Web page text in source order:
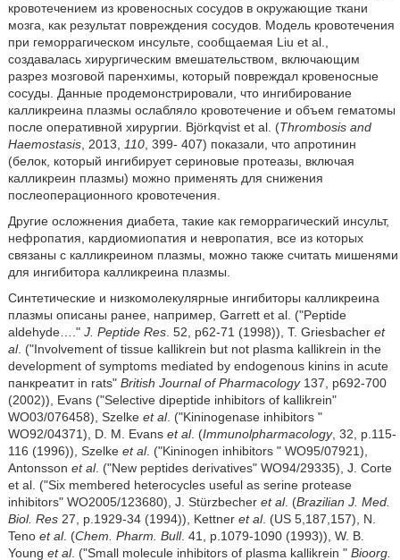
кровотечением из кровеносных сосудов в окружающие ткани
мозга, как результат повреждения сосудов. Модель кровотечения
при геморрагическом инсульте, сообщаемая Liu et al.,
создавалась хирургическим вмешательством, включающим
разрез мозговой паренхимы, который повреждал кровеносные
сосуды. Данные продемонстрировали, что ингибирование
калликреина плазмы ослабляло кровотечение и объем гематомы
после оперативной хирургии. Björkqvist et al. (Thrombosis and
Haemostasis, 2013, 110, 399- 407) показали, что апротинин
(белок, который ингибирует сериновые протеазы, включая
калликреин плазмы) можно применять для снижения
послеоперационного кровотечения.
Другие осложнения диабета, такие как геморрагический инсульт,
нефропатия, кардиомиопатия и невропатия, все из которых
связаны с калликреином плазмы, можно также считать мишенями
для ингибитора калликреина плазмы.
Синтетические и низкомолекулярные ингибиторы калликреина
плазмы описаны ранее, например, Garrett et al. ("Peptide
aldehyde…." J. Peptide Res. 52, p62-71 (1998)), T. Griesbacher et
al. ("Involvement of tissue kallikrein but not plasma kallikrein in the
development of symptoms mediated by endogenous kinins in acute
панкреатит in rats" British Journal of Pharmacology137, p692-700
(2002)), Evans ("Selective dipeptide inhibitors of kallikrein"
WO03/076458), Szelke et al. ("Kininogenase inhibitors "
WO92/04371), D. M. Evans et al. (Immunolpharmacology, 32, p.115-
116 (1996)), Szelke et al. ("Kininogen inhibitors " WO95/07921),
Antonsson et al. ("New peptides derivatives" WO94/29335), J. Corte
et al. (ʺSix membered heterocycles useful as serine protease
inhibitorsʺ WO2005/123680), J. Stürzbecher et al. (Brazilian J. Med.
Biol. Res27, p.1929-34 (1994)), Kettner et al. (US 5,187,157), N.
Teno et al. (Chem. Pharm. Bull. 41, p.1079-1090 (1993)), W. B.
Young et al. ("Small molecule inhibitors of plasma kallikrein " Bioorg.